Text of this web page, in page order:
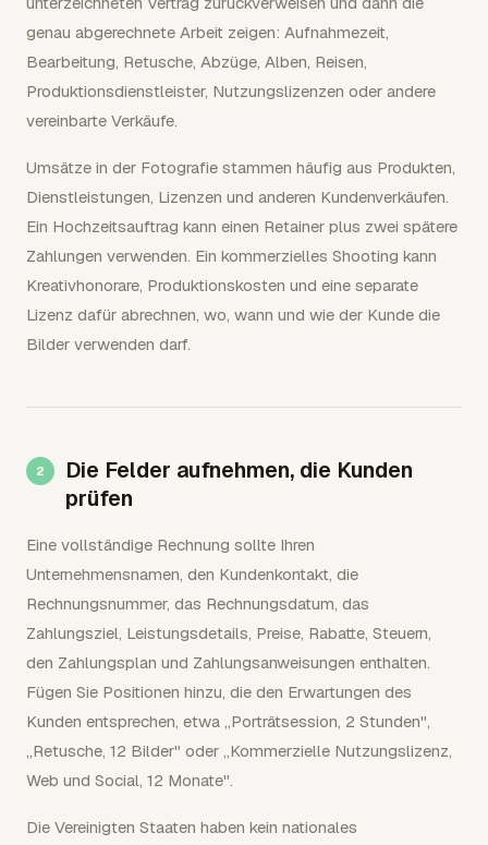
genau abgerechnete Arbeit zeigen: Aufnahmezeit,
Bearbeitung, Retusche, Abzüge, Alben, Reisen,
Produktionsdienstleister, Nutzungslizenzen oder andere
vereinbarte Verkäufe.
Umsätze in der Fotografie stammen häufig aus Produkten,
Dienstleistungen, Lizenzen und anderen Kundenverkäufen.
Ein Hochzeitsauftrag kann einen Retainer plus zwei spätere
Zahlungen verwenden. Ein kommerzielles Shooting kann
Kreativhonorare, Produktionskosten und eine separate
Lizenz dafür abrechnen, wo, wann und wie der Kunde die
Bilder verwenden darf.
Die Felder aufnehmen, die Kunden
prüfen
Eine vollständige Rechnung sollte Ihren
Unternehmensnamen, den Kundenkontakt, die
Rechnungsnummer, das Rechnungsdatum, das
Zahlungsziel, Leistungsdetails, Preise, Rabatte, Steuern,
den Zahlungsplan und Zahlungsanweisungen enthalten.
Fügen Sie Positionen hinzu, die den Erwartungen des
Kunden entsprechen, etwa „Porträtsession, 2 Stunden",
„Retusche, 12 Bilder" oder „Kommerzielle Nutzungslizenz,
Web und Social, 12 Monate".
Die Vereinigten Staaten haben kein nationales